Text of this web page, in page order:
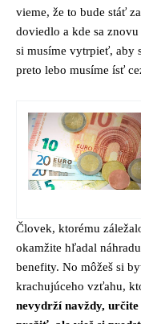
vieme, že to bude stáť
doviedlo a kde sa
si musíme vytrpieť, aby
preto lebo musíme ísť
Človek, ktorému
okamžite hľadal
benefity. No môžeš si
krachujúceho vzťahu,
nevydrží navždy,